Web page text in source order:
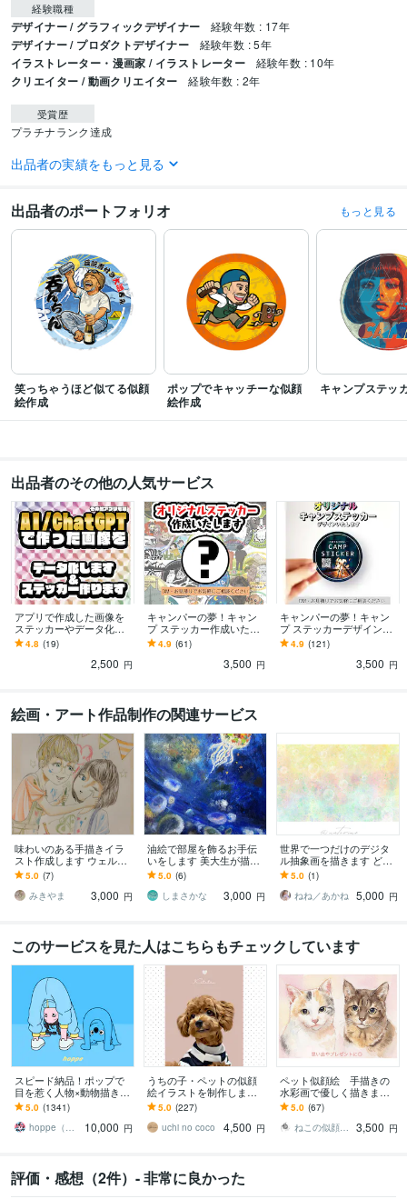
経験職種
デザイナー / グラフィックデザイナー 経験年数 : 17年
デザイナー / プロダクトデザイナー 経験年数 : 5年
イラストレーター・漫画家 / イラストレーター 経験年数 : 10年
クリエイター / 動画クリエイター 経験年数 : 2年
受賞歴
プラチナランク達成
ビジネス・クリエイティブツール
ペイントツールSAI:15年
得意分野
デザイン制作 グッズデザイン
アニメ グッズ ペット 育児 赤ちゃん
動画編集・映像制作 写真編集等
美容 占い モデル
出品者の実績をもっと見る
出品者のポートフォリオ もっと見る
笑っちゃうほど似てる似顔
絵作成
ポップでキャッチーな似顔
絵作成
キャンプステッ
出品者のその他の人気サービス
アプリで作成した画像を
ステッカーやデータ化致
します ○○風ホログラムシ
ールがお手軽に作れま
す！お急ぎも対応
4.8 (19)
2,500 円
キャンパーの夢！キャン
プ ステッカー作成いたし
ます 絵やデザインが苦手
でも大丈夫です！ AI画像
4.9 (61)
3,500 円
キャンパーの夢！キャン
プ ステッカーデザインし
ます キャンステ・交換・
名刺代わりに・AI画像持
4.9 (121)
3,500 円
絵画・アート作品制作の関連サービス
味わいのある手描きイラ
スト作成します ウェルカ
ムボード、似顔絵、イン
テリア等用途に合ったイ
ラスト
5.0 (7)
みきやま
3,000 円
油絵で部屋を飾るお手伝
いをします 美大生が描く
あなただけのオーダーメ
イド絵画
5.0 (6)
しまさかな
3,000 円
世界で一つだけのデジタ
ル抽象画を描きます どこ
も発表していないオリジ
ナルです
5.0 (1)
ねね／あかね 5,000 円
このサービスを見た人はこちらもチェックしています
スピード納品！ポップで
目を惹く人物×動物描きま
す 挿絵・動画・グッズな
ど鮮やかな配色で個性を
出したい方へ
5.0 (1341)
hoppe（ほっぺ）
10,000 円
うちの子・ペットの似顔
絵イラストを制作します
犬・猫のお写真から、や
さしい雰囲気のオーダー
メイドイラストに
5.0 (227)
uchi no coco
4,500 円
ペット似顔絵 手描きの
水彩画で優しく描きます
犬・猫その他ペット全般
の似顔絵/プレゼントにも
オススメ◎
5.0 (67)
ねこの似顔絵屋
3,500 円
評価・感想（2件）- 非常に良かった